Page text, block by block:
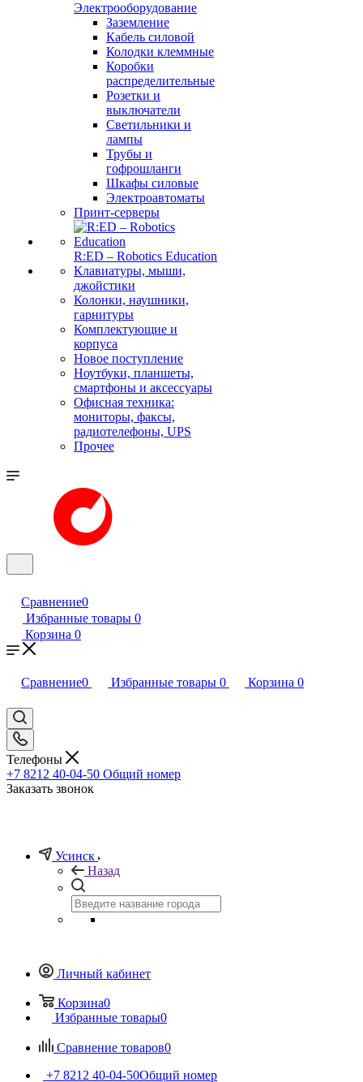
Электрооборудование
Заземление
Кабель силовой
Колодки клеммные
Коробки
распределительные
Розетки и
выключатели
Светильники и
лампы
Трубы и
гофрошланги
Шкафы силовые
Электроавтоматы
Принт-серверы
R:ED – Robotics Education
Клавиатуры, мыши,
джойстики
Колонки, наушники,
гарнитуры
Комплектующие и
корпуса
Новое поступление
Ноутбуки, планшеты,
смартфоны и аксессуары
Офисная техника:
мониторы, факсы,
радиотелефоны, UPS
Прочее
Сравнение0
Избранные товары 0
Корзина 0
Сравнение0 Избранные товары 0 Корзина 0
Телефоны
+7 8212 40-04-50 Общий номер
Заказать звонок
Усинск
Назад
Личный кабинет
Корзина0
Избранные товары0
Сравнение товаров0
+7 8212 40-04-50Общий номер